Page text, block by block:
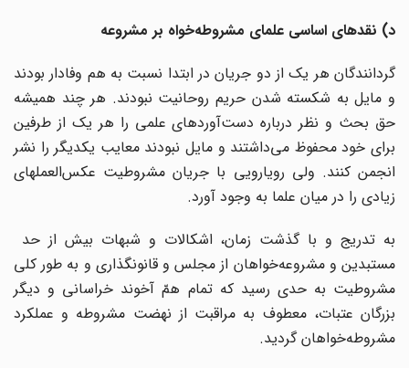
د) نقدهای اساسی علمای مشروطه‌خواه بر مشروعه
گردانندگان هر یک از دو جریان در ابتدا نسبت به هم وفادار بودند
و مایل به شکسته شدن حریم روحانیت نبودند. هر چند همیشه
حق بحث و نظر درباره دست‌آوردهای علمی را هر یک از طرفین
برای خود محفوظ می‌داشتند و مایل نبودند معایب یکدیگر را نشر
انجمن کنند. ولی رویارویی با جریان مشروطیت عکس‌العملهای
زیادی را در میان علما به وجود آورد.
به تدریج و با گذشت زمان، اشکالات و شبهات بیش از حد
مستبدین و مشروعه‌خواهان از مجلس و قانونگذاری و به طور کلی
مشروطیت به حدی رسید که تمام همّ آخوند خراسانی و دیگر
بزرگان عتبات، معطوف به مراقبت از نهضت مشروطه و عملکرد
مشروطه‌خواهان گردید.